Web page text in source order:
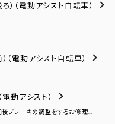
ろ） （電動アシスト自転車）
（電動アシスト自転車）
（電動アシスト）
後ブレーキの調整をするお修理...